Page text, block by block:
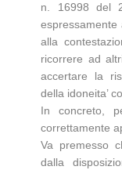
n. 16998 del
espressamente
alla
ricorrere ad
accertare la
della idoneita’
In concreto,
correttamente
Va premesso
dalla